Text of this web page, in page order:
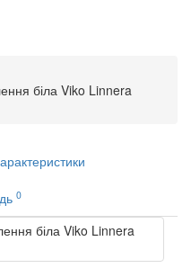
біла Viko Linnera
0